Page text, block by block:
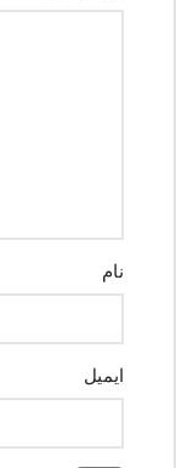
نام
ایمیل